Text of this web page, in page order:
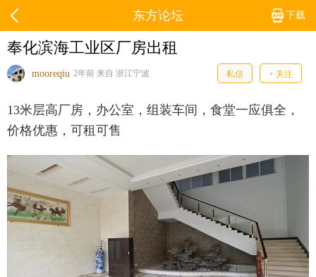
下载
东方论坛
奉化滨海工业区厂房出租
mooreqiu 2年前 来自 浙江宁波 私信 + 关注
13米层高厂房，办公室，组装车间，食堂一应俱全，
价格优惠，可租可售